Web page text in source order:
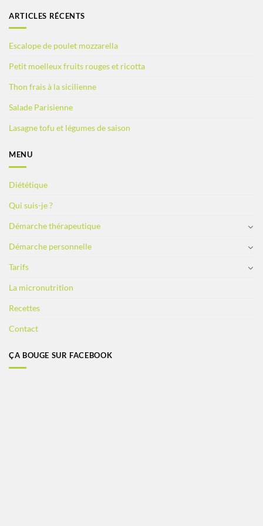
ARTICLES RÉCENTS
Escalope de poulet mozzarella
Petit moelleux fruits rouges et ricotta
Thon frais à la sicilienne
Salade Parisienne
Lasagne tofu et légumes de saison
MENU
Diététique
Qui suis-je ?
Démarche thérapeutique
Démarche personnelle
Tarifs
La micronutrition
Recettes
Contact
ÇA BOUGE SUR FACEBOOK